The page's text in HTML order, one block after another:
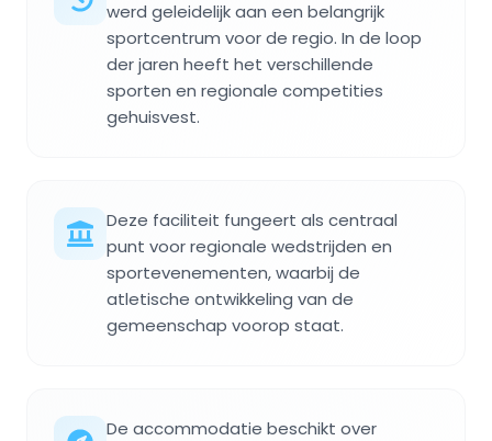
werd geleidelijk aan een belangrijk
sportcentrum voor de regio. In de loop
der jaren heeft het verschillende
sporten en regionale competities
gehuisvest.
Deze faciliteit fungeert als centraal
punt voor regionale wedstrijden en
sportevenementen, waarbij de
atletische ontwikkeling van de
gemeenschap voorop staat.
De accommodatie beschikt over